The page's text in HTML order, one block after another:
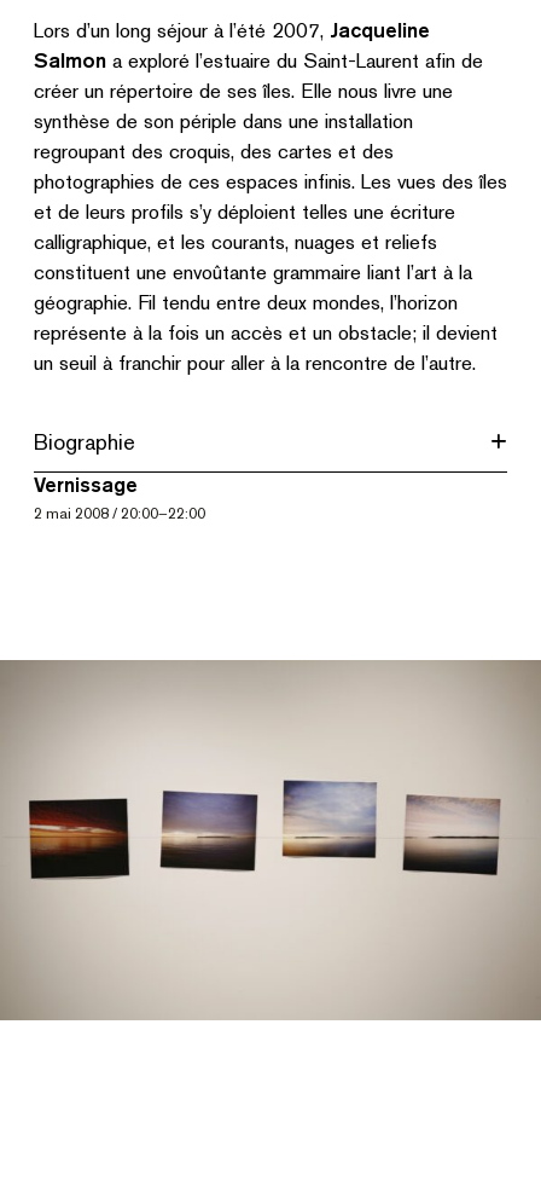
Lors d’un long séjour à l’été 2007, Jacqueline
Salmon a exploré l’estuaire du Saint-Laurent afin de
créer un répertoire de ses îles. Elle nous livre une
synthèse de son périple dans une installation
regroupant des croquis, des cartes et des
photographies de ces espaces infinis. Les vues des îles
et de leurs profils s’y déploient telles une écriture
calligraphique, et les courants, nuages et reliefs
constituent une envoûtante grammaire liant l’art à la
géographie. Fil tendu entre deux mondes, l’horizon
représente à la fois un accès et un obstacle; il devient
un seuil à franchir pour aller à la rencontre de l’autre.
Biographie
Vernissage
2 mai 2008 / 20:00–22:00